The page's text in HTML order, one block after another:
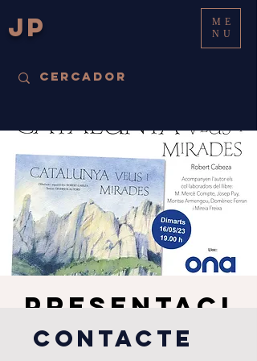
ME
NU
JP
Presentaci
ó del
Contacte